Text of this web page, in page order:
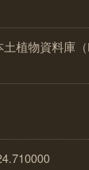
土植物資料庫